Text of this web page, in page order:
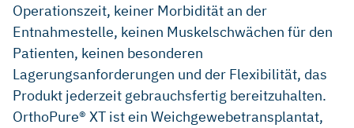
Operationszeit, keiner Morbidität an der
Entnahmestelle, keinen Muskelschwächen für den
Patienten, keinen besonderen
Lagerungsanforderungen und der Flexibilität, das
Produkt jederzeit gebrauchsfertig bereitzuhalten.
OrthoPure® XT ist ein Weichgewebetransplantat,